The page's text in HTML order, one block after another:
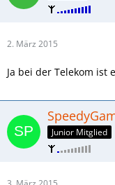
2. März 2015
Ja bei der Telekom ist
Junior Mitglied